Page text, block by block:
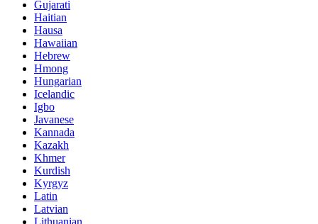
Gujarati
Haitian
Hausa
Hawaiian
Hebrew
Hmong
Hungarian
Icelandic
Igbo
Javanese
Kannada
Kazakh
Khmer
Kurdish
Kyrgyz
Latin
Latvian